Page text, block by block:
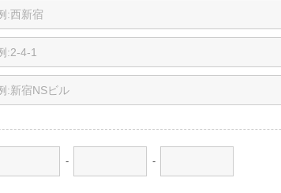
- -